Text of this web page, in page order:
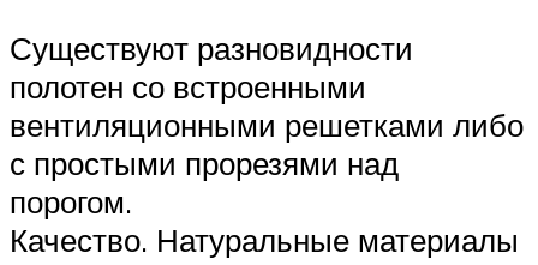
Существуют разновидности
полотен со встроенными
вентиляционными решетками либо
с простыми прорезями над
порогом.
Качество. Натуральные материалы